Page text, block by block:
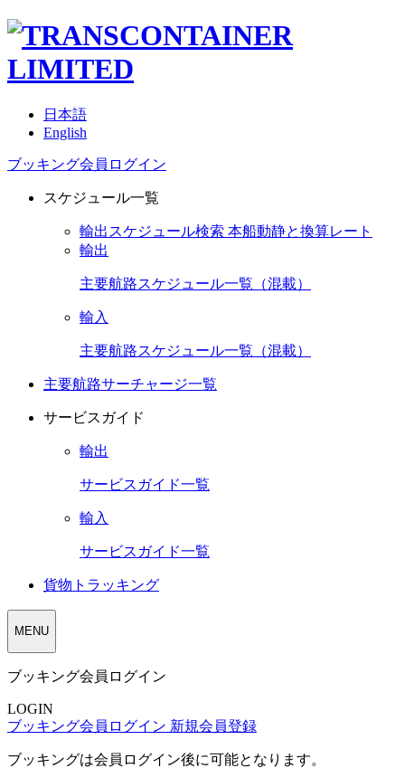
日本語
English
ブッキング会員ログイン
スケジュール一覧
輸出スケジュール検索 本船動静と換算レート
輸出
主要航路スケジュール一覧（混載）
輸入
主要航路スケジュール一覧（混載）
主要航路サーチャージ一覧
サービスガイド
輸出
サービスガイド一覧
輸入
サービスガイド一覧
貨物トラッキング
MENU
ブッキング会員ログイン
LOGIN
ブッキング会員ログイン 新規会員登録
ブッキングは会員ログイン後に可能となります。